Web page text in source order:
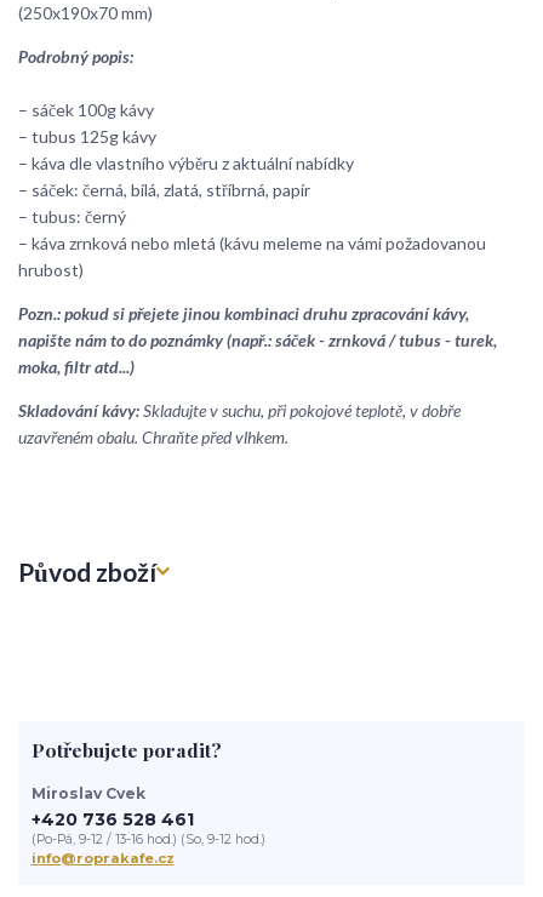
(250x190x70 mm)
Podrobný popis:
– sáček 100g kávy
– tubus 125g kávy
– káva dle vlastního výběru z aktuální nabídky
– sáček: černá, bílá, zlatá, stříbrná, papír
– tubus: černý
– káva zrnková nebo mletá (kávu meleme na vámi požadovanou
hrubost)
Pozn.: pokud si přejete jinou kombinaci druhu zpracování kávy,
napište nám to do poznámky (např.: sáček - zrnková / tubus - turek,
moka, filtr atd...)
Skladování kávy:Skladujte v suchu, při pokojové teplotě, v dobře
uzavřeném obalu. Chraňte před vlhkem.
Původ zboží
Potřebujete poradit?
Miroslav Cvek
+420 736 528 461
(Po-Pá, 9-12 / 13-16 hod.) (So, 9-12 hod.)
info@roprakafe.cz